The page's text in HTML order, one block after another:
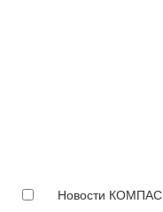
Новости КОМПАС